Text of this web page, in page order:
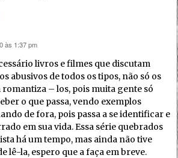
às 1:37 pm
livros e filmes que discutam
abusivos de todos os tipos, não só os
romantiza – los, pois muita gente só
o que passa, vendo exemplos
de fora, pois passa a se identificar e
em sua vida. Essa série quebrados
há um tempo, mas ainda não tive
lê-la, espero que a faça em breve.